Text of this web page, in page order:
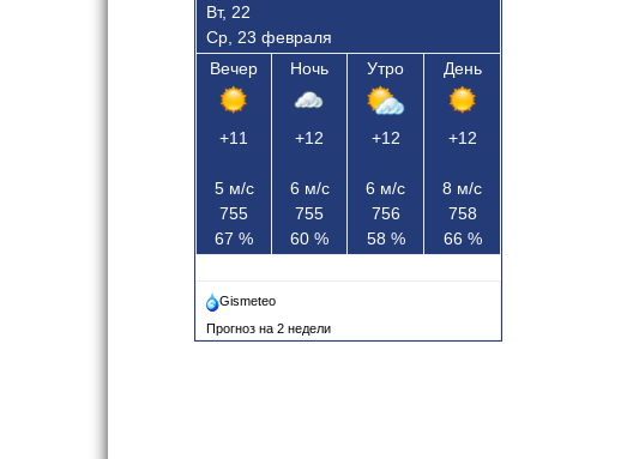
Вт, 22
Ср, 23 февраля
Вечер
+11
5 м/с
755
67 %
Ночь
+12
6 м/с
755
60 %
Утро
+12
6 м/с
756
58 %
День
+12
8 м/с
758
66 %